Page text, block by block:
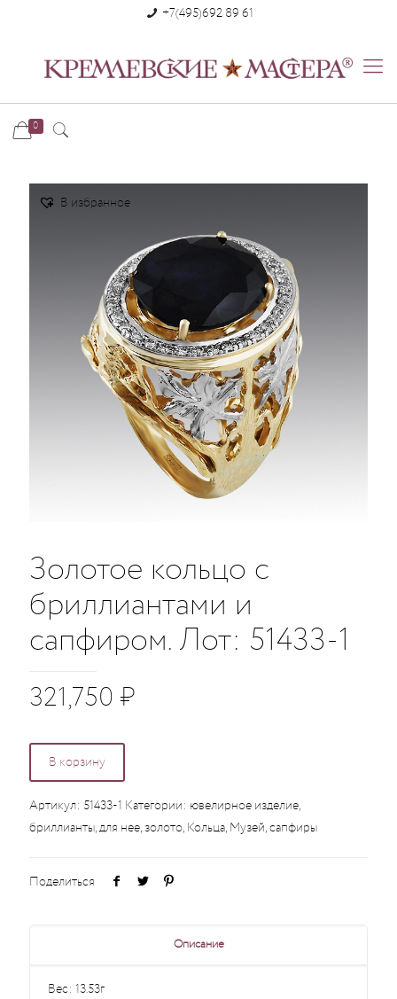
+7(495)692 89 61
0
В избранное
Золотое кольцо с
бриллиантами и
сапфиром. Лот: 51433-1
321,750₽
В корзину
Артикул: 51433-1 Категории: ювелирное изделие,
бриллианты,для нее,золото, Кольца, Музей,сапфиры
Поделиться
Описание
Вес: 13.53г